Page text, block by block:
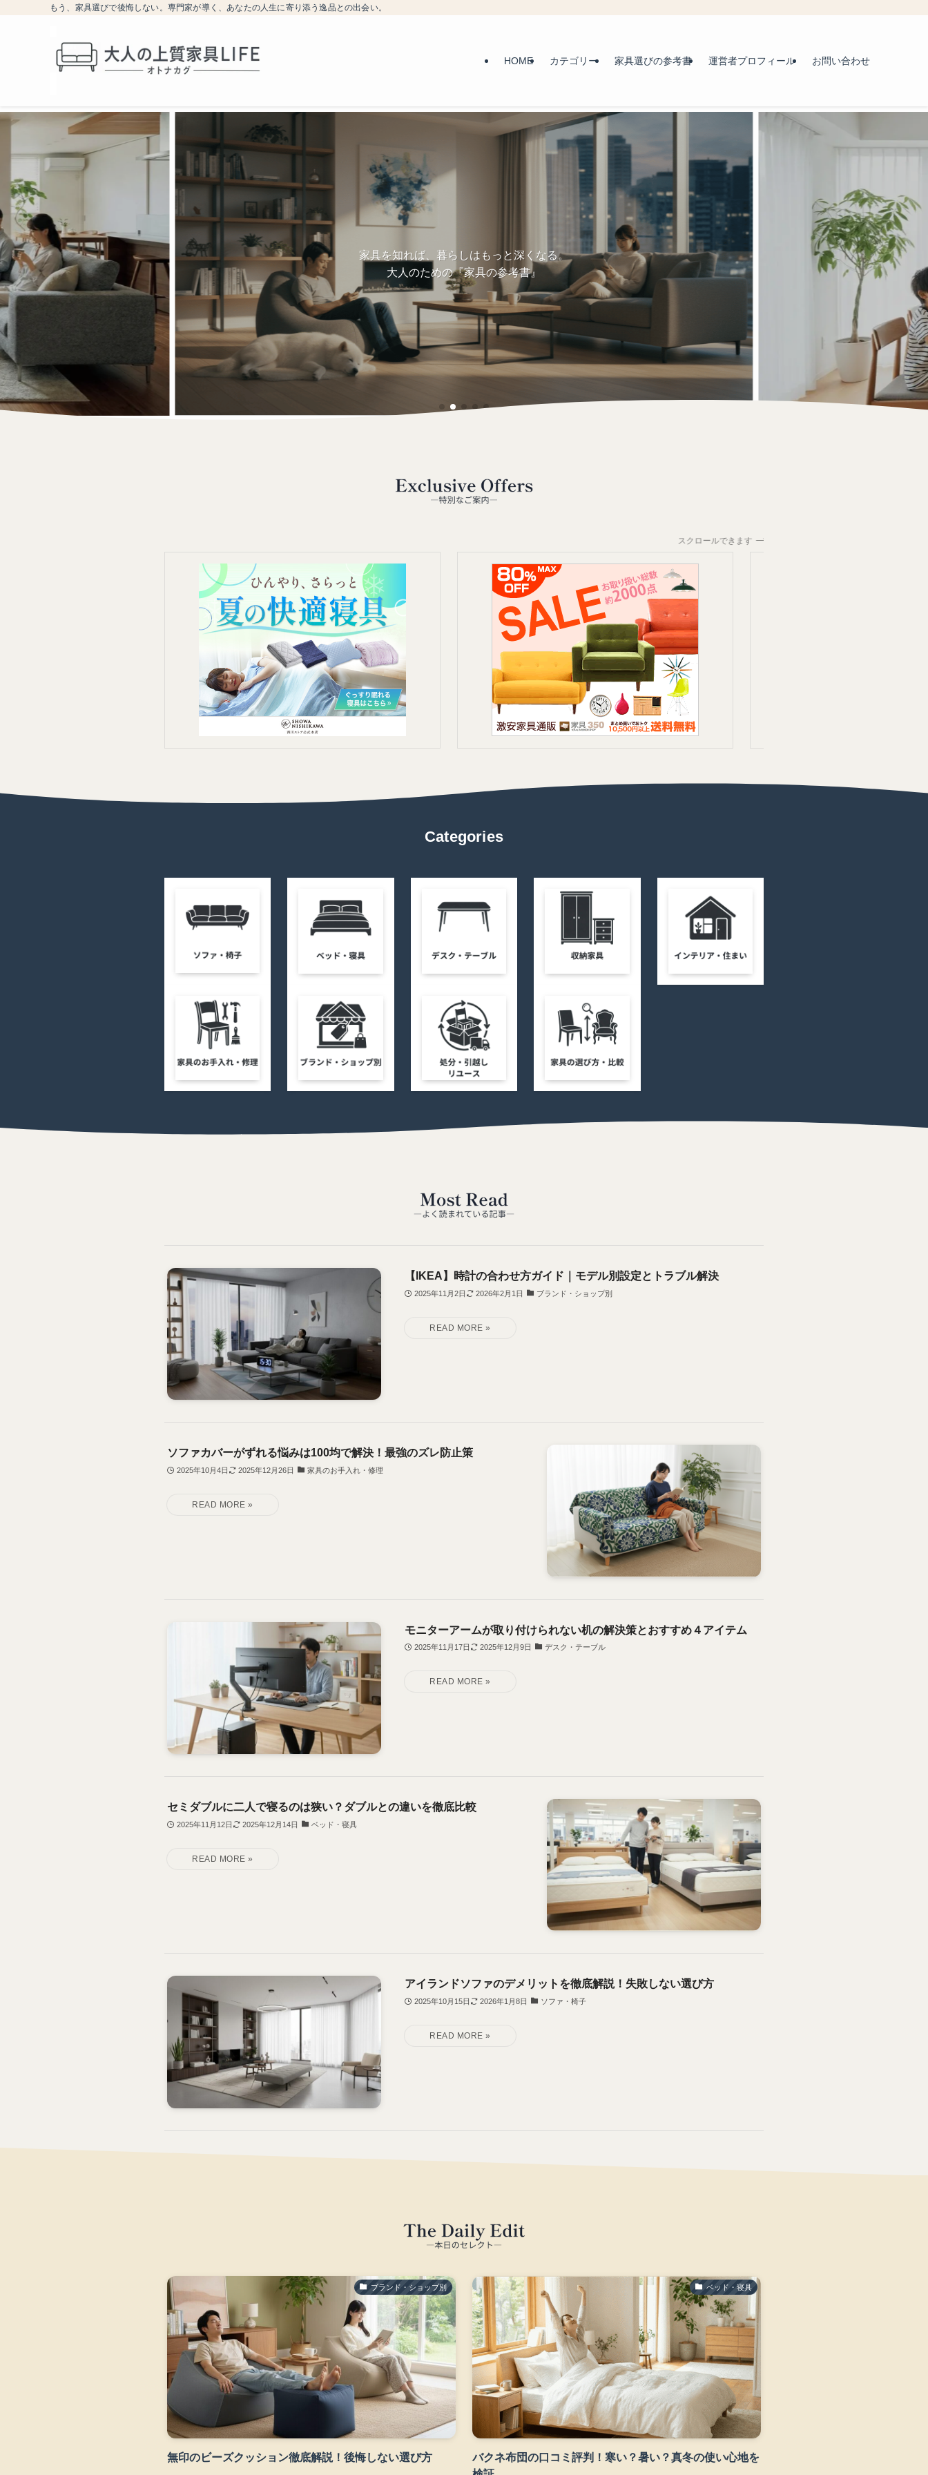
もう、家具選びで後悔しない。専門家が導く、あなたの人生に寄り添う逸品との出会い。
HOME カテゴリー 家具選びの参考書 運営者プロフィール お問い合わせ
家具を知れば、暮らしはもっと深くなる。
大人のための『家具の参考書』
スクロールできます
Categories
【IKEA】時計の合わせ方ガイド｜モデル別設定とトラブル解決
2025年11月2日 2026年2月1日 ブランド・ショップ別
ソファカバーがずれる悩みは100均で解決！最強のズレ防止策
2025年10月4日 2025年12月26日 家具のお手入れ・修理
モニターアームが取り付けられない机の解決策とおすすめ４アイテム
2025年11月17日 2025年12月9日 デスク・テーブル
セミダブルに二人で寝るのは狭い？ダブルとの違いを徹底比較
2025年11月12日 2025年12月14日 ベッド・寝具
アイランドソファのデメリットを徹底解説！失敗しない選び方
2025年10月15日 2026年1月8日 ソファ・椅子
ブランド・ショップ別
無印のビーズクッション徹底解説！後悔しない選び方
ベッド・寝具
バクネ布団の口コミ評判！寒い？暑い？真冬の使い心地を